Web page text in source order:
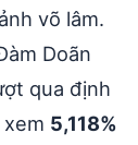
võ lâm.
Doãn
qua định
5,118%